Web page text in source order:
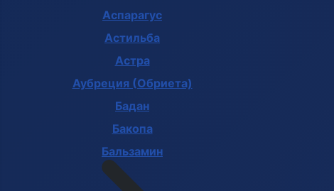
Аспарагус
Астильба
Астра
Аубреция (Обриета)
Бадан
Бакопа
Бальзамин